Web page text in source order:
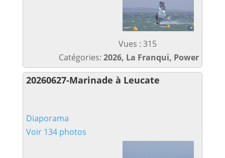
Vues : 315
Catégories:2026, La Franqui, Power
20260627-Marinade à Leucate
Diaporama
Voir 134 photos